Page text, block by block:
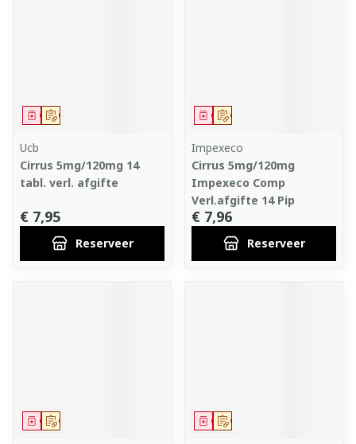
Op voorschrift
Geneesmiddel
Ucb
Cirrus 5mg/120mg 14
tabl. verl. afgifte
€ 7,95
Reserveer
Op voorschrift
Geneesmiddel
Impexeco
Cirrus 5mg/120mg
Impexeco Comp
Verl.afgifte 14 Pip
€ 7,96
Reserveer
Op voorschrift
Geneesmiddel Op voorschrift
Geneesmiddel